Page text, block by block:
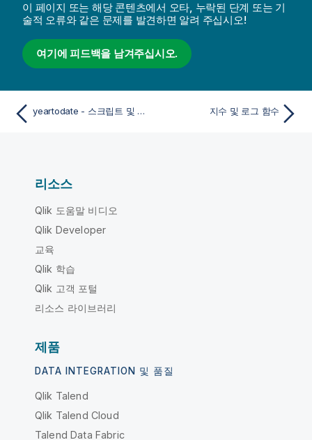
이 페이지 또는 해당 콘텐츠에서 오타, 누락된 단계 또는 기
술적 오류와 같은 문제를 발견하면 알려 주십시오!
여기에 피드백을 남겨주십시오.
yeartodate - 스크립트 및 차트 함수 지수 및 로그 함수
리소스
Qlik 도움말 비디오
Qlik Developer
교육
Qlik 학습
Qlik 고객 포털
리소스 라이브러리
제품
DATA INTEGRATION 및 품질
Qlik Talend
Qlik Talend Cloud
Talend Data Fabric